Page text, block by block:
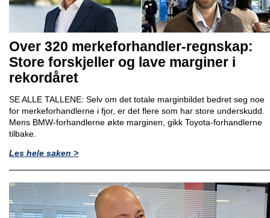
Over 320 merkeforhandler-regnskap:
Store forskjeller og lave marginer i
rekordåret
SE ALLE TALLENE: Selv om det totale marginbildet bedret seg noe
for merkeforhandlerne i fjor, er det flere som har store underskudd.
Mens BMW-forhandlerne økte marginen, gikk Toyota-forhandlerne
tilbake.
Les hele saken >